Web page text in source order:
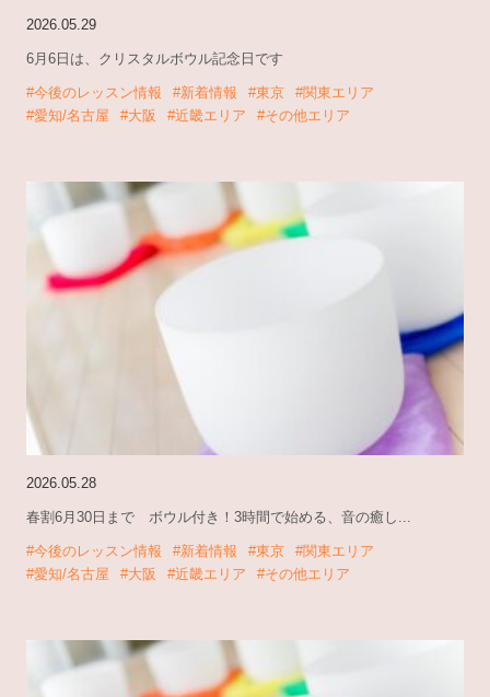
2026.05.29
6月6日は、クリスタルボウル記念日です
#今後のレッスン情報 #新着情報 #東京
#関東エリア
#愛知/名古屋
#大阪 #近畿エリア #その他エリア
2026.05.28
春割6月30日まで ボウル付き！3時間で始める、音の癒し...
#今後のレッスン情報 #新着情報 #東京
#関東エリア
#愛知/名古屋
#大阪 #近畿エリア #その他エリア